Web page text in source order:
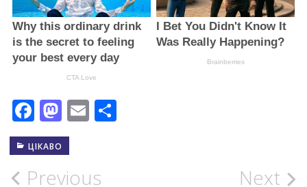
Facebook
Mastodon
EmailПоділитися
ЦІКАВО
Previous Next